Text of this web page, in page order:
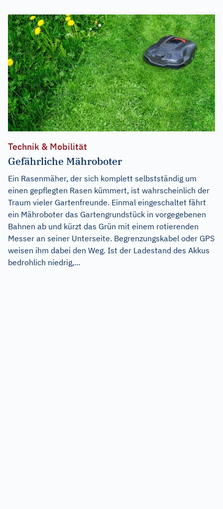
Technik & Mobilität
Gefährliche Mähroboter
Ein Rasenmäher, der sich komplett selbstständig um
einen gepflegten Rasen kümmert, ist wahrscheinlich der
Traum vieler Gartenfreunde. Einmal eingeschaltet fährt
ein Mähroboter das Gartengrundstück in vorgegebenen
Bahnen ab und kürzt das Grün mit einem rotierenden
Messer an seiner Unterseite. Begrenzungskabel oder GPS
weisen ihm dabei den Weg. Ist der Ladestand des Akkus
bedrohlich niedrig,...